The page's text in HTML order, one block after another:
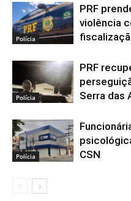
Polícia
PRF
violência
Polícia
PRF
Serra das
Polícia
CSN